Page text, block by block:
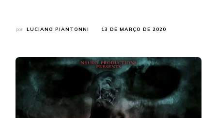
por LUCIANO PIANTONNI 13 DE MARÇO DE 2020